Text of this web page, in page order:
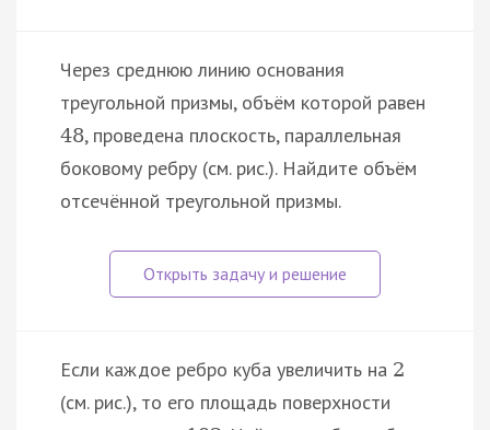
Через среднюю линию основания
треугольной призмы, объём которой равен
48, проведена плоскость, параллельная
боковому ребру (см. рис.). Найдите объём
отсечённой треугольной призмы.
Если каждое ребро куба увеличить на 2
(см. рис.), то его площадь поверхности